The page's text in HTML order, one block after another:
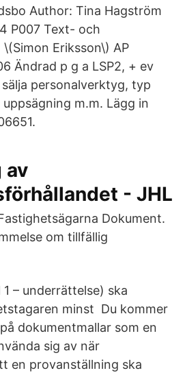
Author: Tina Hagström
P007 Text- och
Eriksson\) AP
Ändrad p g a LSP2, + ev
personalverktyg, typ
m.m. Lägg in
av
- JHL
Dokument.
om tillfällig
– underrättelse) ska
minst Du kommer
dokumentmallar som en
sig av när
en provanställning ska